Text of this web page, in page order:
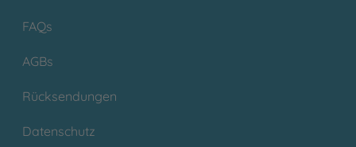
FAQs
AGBs
Rücksendungen
Datenschutz